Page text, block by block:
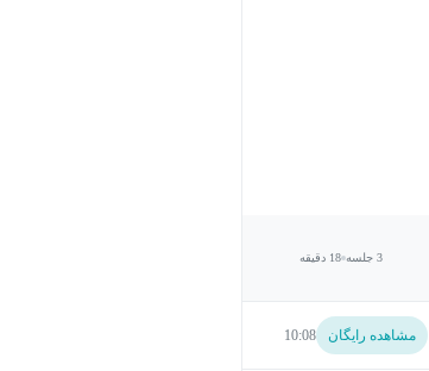
3 جلسه 18 دقیقه
مشاهده رایگان 10:08